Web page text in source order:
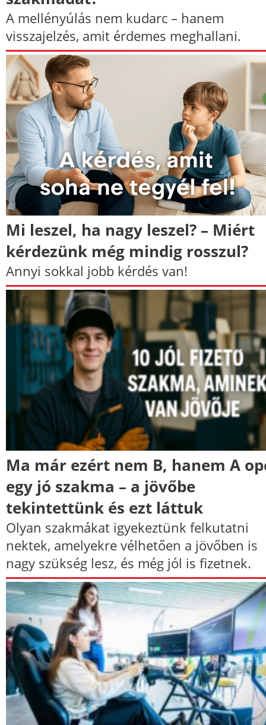
A mellényúlás nem kudarc – hanem
visszajelzés, amit érdemes meghallani.
Mi leszel, ha nagy leszel? – Miért
kérdezünk még mindig rosszul?
Annyi sokkal jobb kérdés van!
Ma már ezért nem B, hanem A
egy jó szakma – a jövőbe
tekintettünk és ezt láttuk
Olyan szakmákat igyekeztünk felkutatni
nektek, amelyekre vélhetően a jövőben is
nagy szükség lesz, és még jól is fizetnek.